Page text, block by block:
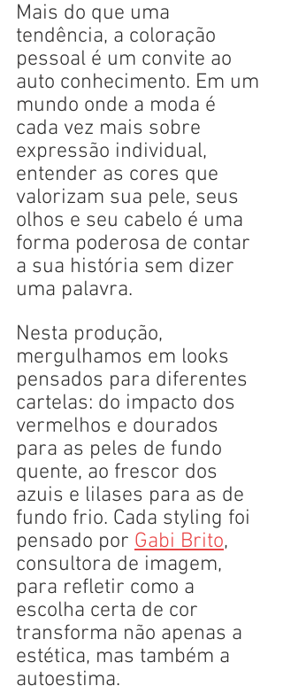
Mais do que uma
tendência, a coloração
pessoal é um convite ao
auto conhecimento. Em um
mundo onde a moda é
cada vez mais sobre
expressão individual,
entender as cores que
valorizam sua pele, seus
olhos e seu cabelo é uma
forma poderosa de contar
a sua história sem dizer
uma palavra.
Nesta produção,
mergulhamos em looks
pensados para diferentes
cartelas: do impacto dos
vermelhos e dourados
para as peles de fundo
quente, ao frescor dos
azuis e lilases para as de
fundo frio. Cada styling foi
pensado por Gabi Brito,
consultora de imagem,
para refletir como a
escolha certa de cor
transforma não apenas a
estética, mas também a
autoestima.